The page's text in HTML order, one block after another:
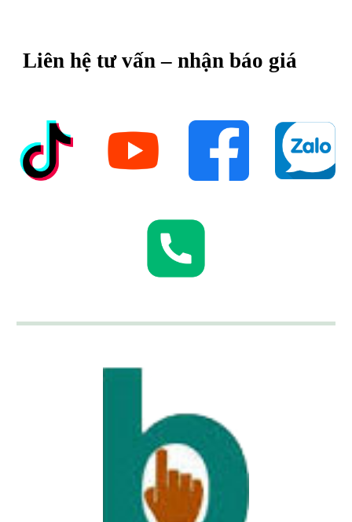
Liên hệ tư vấn – nhận báo giá